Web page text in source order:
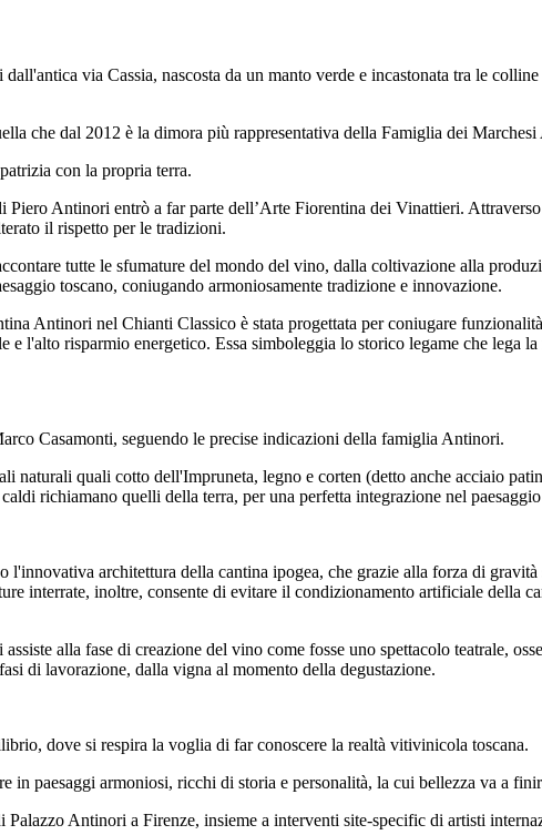
via Cassia, nascosta da un manto verde e incastonata tra le
che dal 2012 è la dimora più rappresentativa della Famiglia dei
con la propria terra.
Antinori entrò a far parte dell’Arte Fiorentina dei Vinattieri. Attraverso
il rispetto per le tradizioni.
tutte le sfumature del mondo del vino, dalla coltivazione alla
toscano, coniugando armoniosamente tradizione e innovazione.
Antinori nel Chianti Classico è stata progettata per coniugare
e l'alto risparmio energetico. Essa simboleggia lo storico legame che
Casamonti, seguendo le precise indicazioni della famiglia Antinori.
naturali quali cotto dell'Impruneta, legno e corten (detto anche acciaio
richiamano quelli della terra, per una perfetta integrazione nel
architettura della cantina ipogea, che grazie alla forza di
interrate, inoltre, consente di evitare il condizionamento artificiale della
alla fase di creazione del vino come fosse uno spettacolo teatrale,
di lavorazione, dalla vigna al momento della degustazione.
dove si respira la voglia di far conoscere la realtà vitivinicola toscana.
paesaggi armoniosi, ricchi di storia e personalità, la cui bellezza va a
Antinori a Firenze, insieme a interventi site-specific di artisti